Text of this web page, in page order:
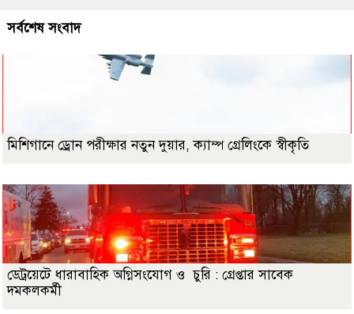
সর্বশেষ সংবাদ
মিশিগানে ড্রোন পরীক্ষার নতুন দুয়ার, ক্যাম্প গ্রেলিংকে স্বীকৃতি
ডেট্রয়েটে ধারাবাহিক অগ্নিসংযোগ ও চুরি : গ্রেপ্তার সাবেক
দমকলকর্মী